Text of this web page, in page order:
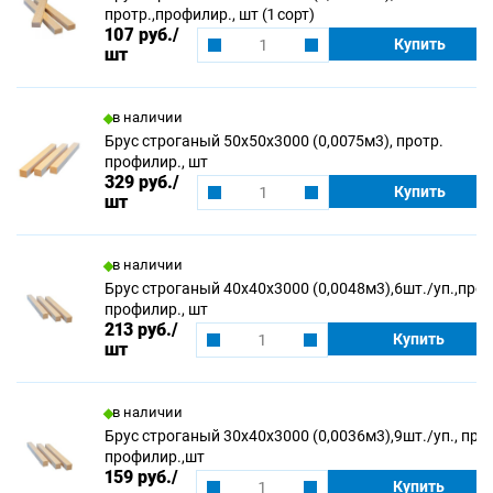
протр.,профилир., шт (1 сорт)
107 руб./
шт
Купить
в наличии
Брус строганый 50х50х3000 (0,0075м3), протр.
профилир., шт
329 руб./
шт
Купить
в наличии
Брус строганый 40х40х3000 (0,0048м3),6шт./
профилир., шт
213 руб./
шт
Купить
в наличии
Брус строганый 30х40х3000 (0,0036м3),9шт./уп.,
профилир.,шт
159 руб./
Купить